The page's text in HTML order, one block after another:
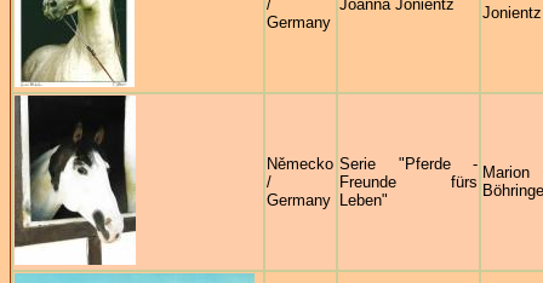
/
Germany
Joanna Jonientz
Jonientz
Německo
/
Germany
Serie "Pferde -
Freunde fürs
Leben"
Marion